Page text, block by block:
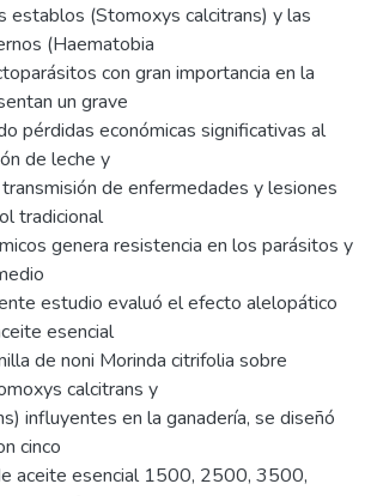
establos (Stomoxys calcitrans) y las
(Haematobia
con gran importancia en la
un grave
pérdidas económicas significativas al
de leche y
de enfermedades y lesiones
tradicional
genera resistencia en los parásitos y
estudio evaluó el efecto alelopático
esencial
de noni Morinda citrifolia sobre
calcitrans y
influyentes en la ganadería, se diseñó
cinco
aceite esencial 1500, 2500, 3500,